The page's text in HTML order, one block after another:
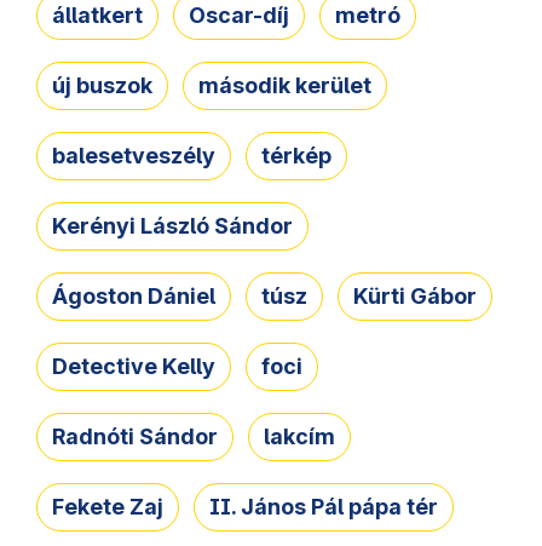
állatkert Oscar-díj metró
új buszok második kerület
balesetveszély térkép
Kerényi László Sándor
Ágoston Dániel túsz Kürti Gábor
Detective Kelly foci
Radnóti Sándor lakcím
Fekete Zaj II. János Pál pápa tér